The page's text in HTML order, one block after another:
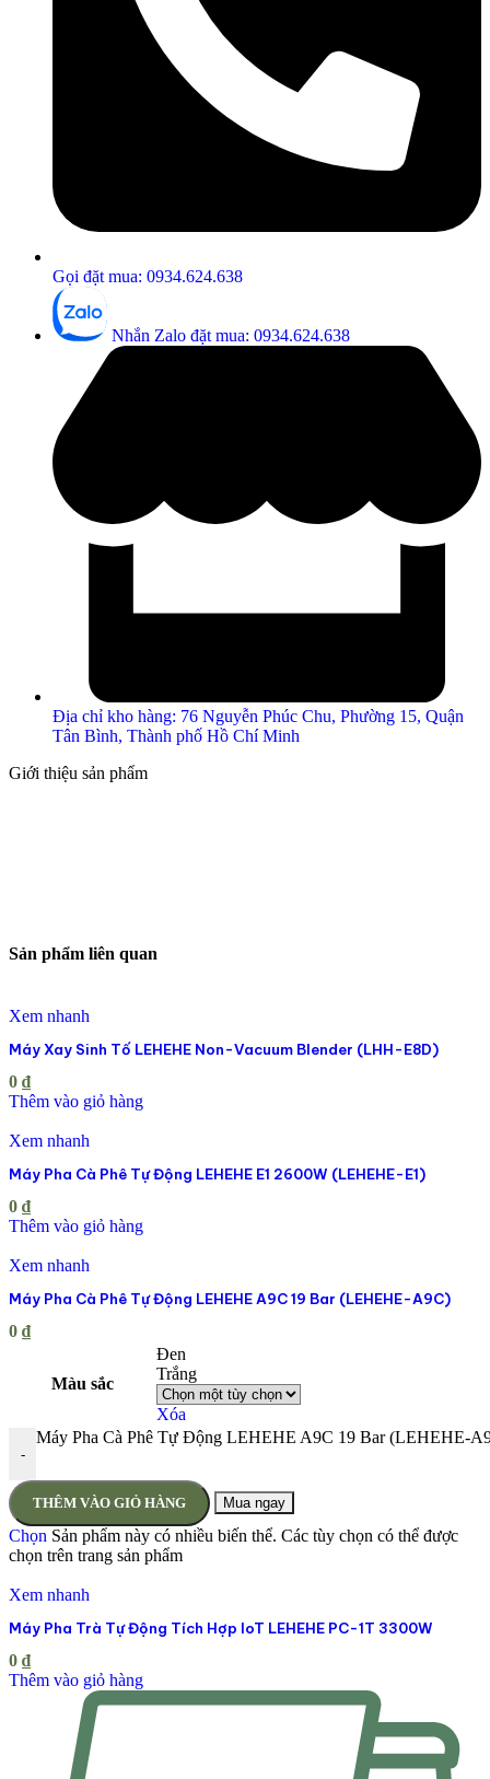
Gọi đặt mua: 0934.624.638
Nhắn Zalo đặt mua: 0934.624.638
Địa chỉ kho hàng: 76 Nguyễn Phúc Chu, Phường 15, Quận
Tân Bình, Thành phố Hồ Chí Minh
Giới thiệu sản phẩm
Sản phẩm liên quan
Xem nhanh
Máy Xay Sinh Tố LEHEHE Non-Vacuum Blender (LHH-E8D)
0 ₫
Thêm vào giỏ hàng
Xem nhanh
Máy Pha Cà Phê Tự Động LEHEHE E1 2600W (LEHEHE-E1)
0 ₫
Thêm vào giỏ hàng
Xem nhanh
Máy Pha Cà Phê Tự Động LEHEHE A9C 19 Bar (LEHEHE-A9C)
0 ₫
Màu sắc
Đen
Trắng
Xóa
-
Máy Pha Cà Phê Tự Động LEHEHE A9C 19 Bar (LEHEHE-
THÊM VÀO GIỎ HÀNG Mua ngay
Chọn Sản phẩm này có nhiều biến thể. Các tùy chọn có thể được
chọn trên trang sản phẩm
Xem nhanh
Máy Pha Trà Tự Động Tích Hợp IoT LEHEHE PC-1T 3300W
0 ₫
Thêm vào giỏ hàng